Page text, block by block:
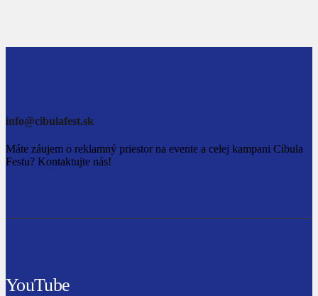
info@cibulafest.sk
Máte záujem o reklamný priestor na evente a celej kampani Cibula
Festu? Kontaktujte nás!
YouTube